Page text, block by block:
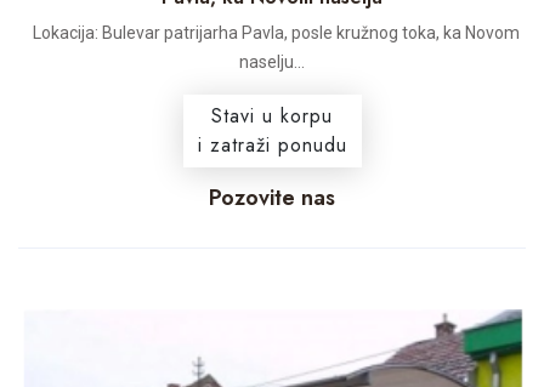
Lokacija: Bulevar patrijarha Pavla, posle kružnog toka, ka Novom
naselju...
Stavi u korpu
i zatraži ponudu
Pozovite nas